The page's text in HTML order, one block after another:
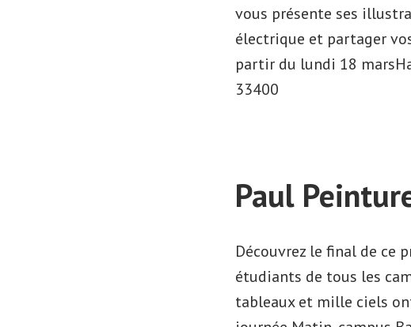
vous présente ses
électrique et partager
partir du lundi 18
33400
Paul
Découvrez le final de
étudiants de tous les
tableaux et mille ciels